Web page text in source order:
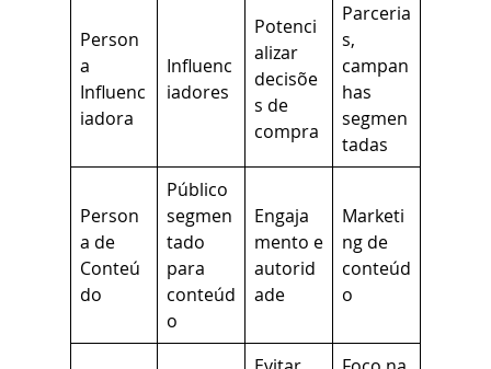
Person
a
Influenc
iadora
Influenc
iadores
Potenci
alizar
decisõe
s de
compra
Parceria
s,
campan
has
segmen
tadas
Person
a de
Conteú
do
Público
segmen
tado
para
conteúd
o
Engaja
mento e
autorid
ade
Marketi
ng de
conteúd
o